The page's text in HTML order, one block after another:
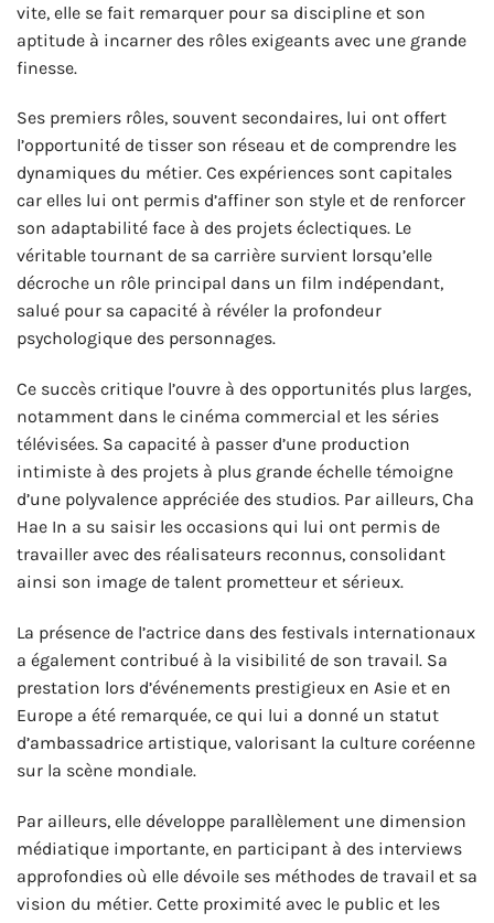
vite, elle se fait remarquer pour sa discipline et son
aptitude à incarner des rôles exigeants avec une grande
finesse.
Ses premiers rôles, souvent secondaires, lui ont offert
l’opportunité de tisser son réseau et de comprendre les
dynamiques du métier. Ces expériences sont capitales
car elles lui ont permis d’affiner son style et de renforcer
son adaptabilité face à des projets éclectiques. Le
véritable tournant de sa carrière survient lorsqu’elle
décroche un rôle principal dans un film indépendant,
salué pour sa capacité à révéler la profondeur
psychologique des personnages.
Ce succès critique l’ouvre à des opportunités plus larges,
notamment dans le cinéma commercial et les séries
télévisées. Sa capacité à passer d’une production
intimiste à des projets à plus grande échelle témoigne
d’une polyvalence appréciée des studios. Par ailleurs, Cha
Hae In a su saisir les occasions qui lui ont permis de
travailler avec des réalisateurs reconnus, consolidant
ainsi son image de talent prometteur et sérieux.
La présence de l’actrice dans des festivals internationaux
a également contribué à la visibilité de son travail. Sa
prestation lors d’événements prestigieux en Asie et en
Europe a été remarquée, ce qui lui a donné un statut
d’ambassadrice artistique, valorisant la culture coréenne
sur la scène mondiale.
Par ailleurs, elle développe parallèlement une dimension
médiatique importante, en participant à des interviews
approfondies où elle dévoile ses méthodes de travail et sa
vision du métier. Cette proximité avec le public et les